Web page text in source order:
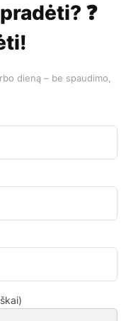
❓
dieną – be spaudimo,